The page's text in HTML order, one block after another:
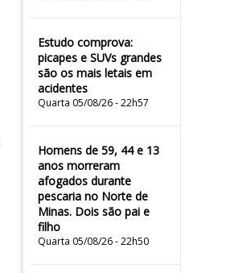
Estudo comprova:
picapes e SUVs grandes
são os mais letais em
acidentes
Quarta 05/08/26 - 22h57
Homens de 59, 44 e 13
anos morreram
afogados durante
pescaria no Norte de
Minas. Dois são pai e
filho
Quarta 05/08/26 - 22h50